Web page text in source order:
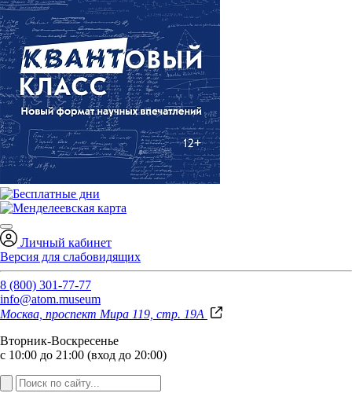
Личный кабинет
Версия для слабовидящих
8 (800) 301-77-77
info@atom.museum
Москва, проспект Мира 119, стр. 19А
Вторник-Воскресенье
с 10:00 до 21:00 (вход до 20:00)